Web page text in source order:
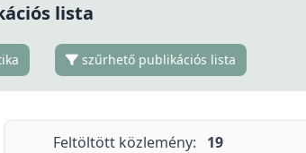
lista
szűrhető publikációs lista
Feltöltött közlemény:
19